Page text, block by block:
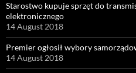
Starostwo kupuje sprzęt do
elektronicznego
14 August 2018
Premier ogłosił wybory
14 August 2018